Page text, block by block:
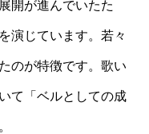
開が進んでいたた
演じています。若々
のが特徴です。歌い
て「ベルとしての成